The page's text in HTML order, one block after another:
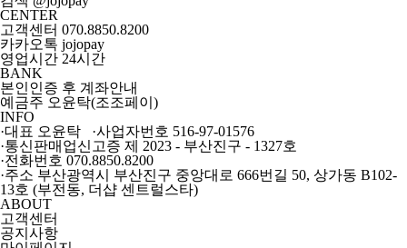
CENTER
고객센터 070.8850.8200
카카오톡 jojopay
영업시간 24시간
BANK
본인인증 후 계좌안내
예금주 오윤탁(조조페이)
INFO
·대표 오윤탁 ·사업자번호 516-97-01576
·통신판매업신고증 제 2023 - 부산진구 - 1327호
·전화번호 070.8850.8200
·주소 부산광역시 부산진구 중앙대로 666번길 50, 상가동 B102-
13호 (부전동, 더샵 센트럴스타)
ABOUT
고객센터
공지사항